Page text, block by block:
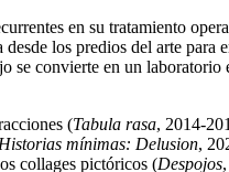
en su tratamiento
los predios del arte para
se convierte en un
(Tabula rasa, 2014-
Historias mínimas: Delusion,
collages pictóricos (Despojos